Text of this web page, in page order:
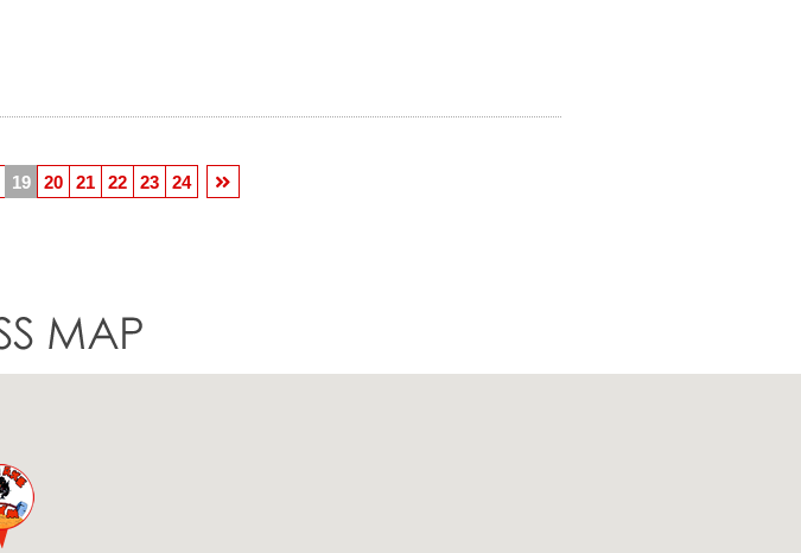
19 20 21 22 23 24